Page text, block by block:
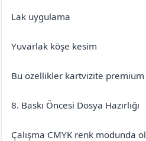
Lak uygulama
Yuvarlak köşe kesim
Bu özellikler kartvizite premium
8. Baskı Öncesi Dosya Hazırlığı
Çalışma CMYK renk modunda